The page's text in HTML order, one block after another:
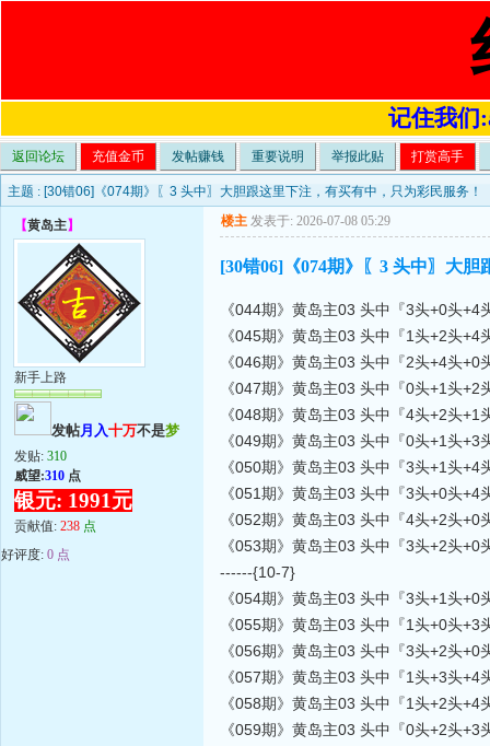
记住我们
返回论坛 充值金币 发帖赚钱 重要说明 举报此贴 打赏高手
主题 : [30错06]《074期》〖3 头中〗大胆跟这里下注，有买有中，只为彩民服务！
【黄岛主】
新手上路
发帖月入十万不是梦
发贴: 310
威望:310 点
银元: 1991元
贡献值: 238 点
好评度: 0 点
楼主 发表于: 2026-07-08 05:29
[30错06]《074期》〖3 头中〗大
《044期》黄岛主03 头中『3头+0头+4
《045期》黄岛主03 头中『1头+2头+4
《046期》黄岛主03 头中『2头+4头+0
《047期》黄岛主03 头中『0头+1头+2
《048期》黄岛主03 头中『4头+2头+1
《049期》黄岛主03 头中『0头+1头+3
《050期》黄岛主03 头中『3头+1头+4
《051期》黄岛主03 头中『3头+0头+4
《052期》黄岛主03 头中『4头+2头+0
《053期》黄岛主03 头中『3头+2头+0
------{10-7}
《054期》黄岛主03 头中『3头+1头+0
《055期》黄岛主03 头中『1头+0头+3
《056期》黄岛主03 头中『3头+2头+0
《057期》黄岛主03 头中『1头+3头+4
《058期》黄岛主03 头中『1头+2头+4
《059期》黄岛主03 头中『0头+2头+3